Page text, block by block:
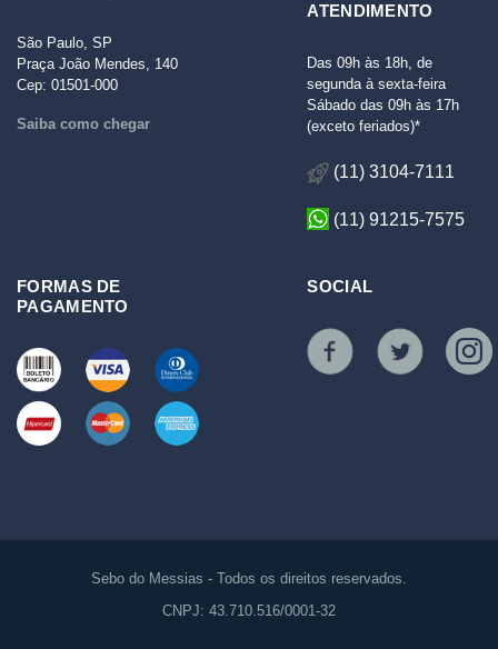
São Paulo, SP
Praça João Mendes, 140
Cep: 01501-000
Saiba como chegar
ATENDIMENTO
Das 09h às 18h, de
segunda à sexta-feira
Sábado das 09h às 17h
(exceto feriados)*
(11) 3104-7111
(11) 91215-7575
FORMAS DE
PAGAMENTO
SOCIAL
Sebo do Messias - Todos os direitos reservados.
CNPJ: 43.710.516/0001-32